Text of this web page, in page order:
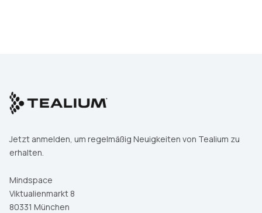
Nutzungsbedingungen
Tealium einverstanden.
Jetzt anmelden, um regelmäßig Neuigkeiten von Tealium zu
erhalten.
Mindspace
Viktualienmarkt 8
80331 München